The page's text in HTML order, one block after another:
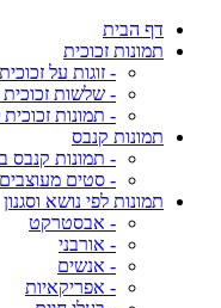
דף הבית
תמונות זכוכית
- זוגות על זכוכית
- שלשות
- תמונות
תמונות קנבס
- תמונות קנבס
- סטים מעוצבים
תמונות לפי נושא וסגנון
- אבסטרקט
- אורבני
- אנשים
- אפריקאיות